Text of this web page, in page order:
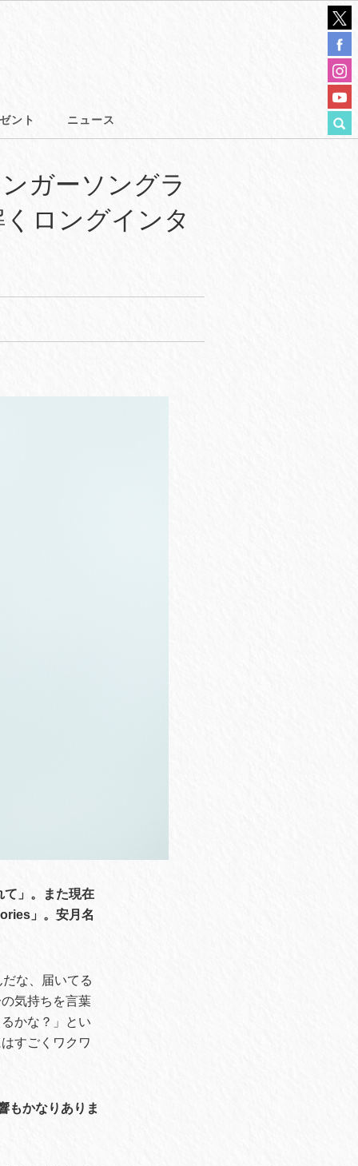
ント ニュース
ガーソングラ
ロングインタ
」。また現在
」。安月名
な、届いてる
気持ちを言葉
かな？」とい
すごくワクワ
もかなりありま